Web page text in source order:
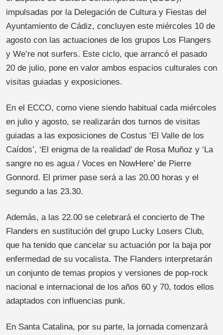
impulsadas por la Delegación de Cultura y Fiestas del
Ayuntamiento de Cádiz, concluyen este miércoles 10 de
agosto con las actuaciones de los grupos Los Flangers
y We’re not surfers. Este ciclo, que arrancó el pasado
20 de julio, pone en valor ambos espacios culturales con
visitas guiadas y exposiciones.
En el ECCO, como viene siendo habitual cada miércoles
en julio y agosto, se realizarán dos turnos de visitas
guiadas a las exposiciones de Costus ‘El Valle de los
Caídos’, ‘El enigma de la realidad’ de Rosa Muñoz y ‘La
sangre no es agua / Voces en NowHere’ de Pierre
Gonnord. El primer pase será a las 20.00 horas y el
segundo a las 23.30.
Además, a las 22.00 se celebrará el concierto de The
Flanders en sustitución del grupo Lucky Losers Club,
que ha tenido que cancelar su actuación por la baja por
enfermedad de su vocalista. The Flanders interpretarán
un conjunto de temas propios y versiones de pop-rock
nacional e internacional de los años 60 y 70, todos ellos
adaptados con influencias punk.
En Santa Catalina, por su parte, la jornada comenzará